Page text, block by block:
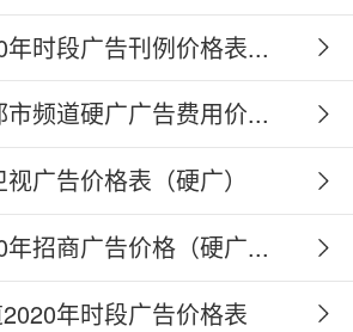
时段广告刊例价格表...
频道硬广广告费用价...
广告价格表（硬广）
年招商广告价格（硬广...
年时段广告价格表